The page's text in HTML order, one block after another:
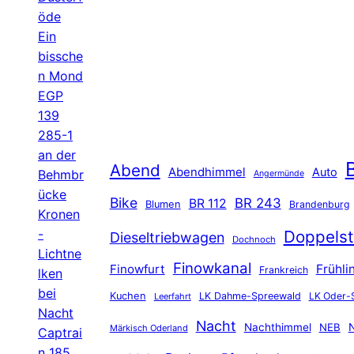
öde
Ein
bissche
n Mond
EGP
139
285-1
an der
Behmbr
ücke
Kronen
-
Lichtne
lken
bei
Nacht
Captrai
Abend Abendhimmel Angermünde Auto
Bike Blumen BR 112 BR 243 Brandenburg
Dieseltriebwagen Dochnoch
Finowfurt Finowkanal Frankreich
Kuchen Leerfahrt LK Dahme-Spreewald LK Oder-
Märkisch Oderland Nacht Nachthimmel NEB